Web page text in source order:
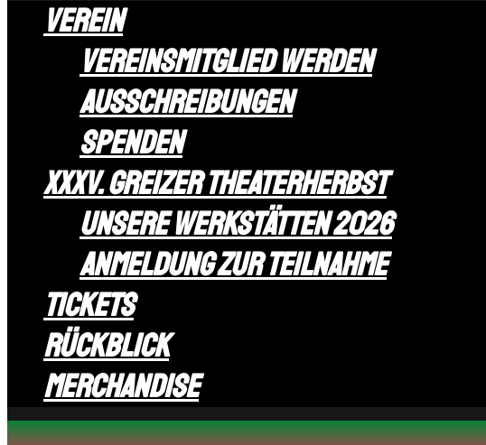
Verein
Vereinsmitglied werden
Ausschreibungen
Spenden
XXXV. Greizer Theaterherbst
Unsere Werkstätten 2026
Anmeldung zur Teilnahme
Tickets
Rückblick
Merchandise